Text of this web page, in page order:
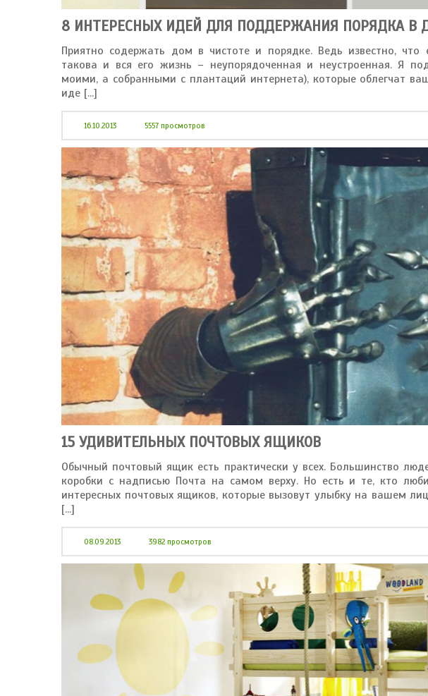
8 ИНТЕРЕСНЫХ ИДЕЙ ДЛЯ ПОДДЕРЖАНИЯ ПОРЯДКА В
Приятно содержать дом в чистоте и порядке. Ведь известно,
такова и вся его жизнь – неупорядоченная и неустроенная. Я
моими, а собранными с плантаций интернета), которые облегчат
иде [...]
16.10.2013 5557 просмотров
15 УДИВИТЕЛЬНЫХ ПОЧТОВЫХ ЯЩИКОВ
Обычный почтовый ящик есть практически у всех. Большинство
коробки с надписью Почта на самом верху. Но есть и те, кто
интересных почтовых ящиков, которые вызовут улыбку на вашем
[...]
08.09.2013 3982 просмотров